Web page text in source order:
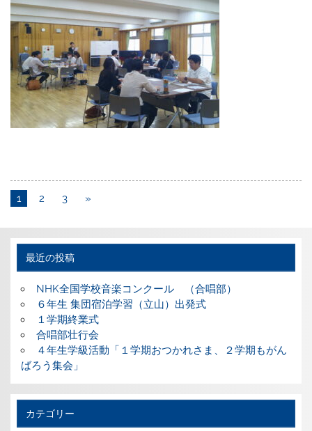
1 2 3 »
最近の投稿
NHK全国学校音楽コンクール （合唱部）
６年生 集団宿泊学習（立山）出発式
１学期終業式
合唱部壮行会
４年生学級活動「１学期おつかれさま、２学期もがん
ばろう集会」
カテゴリー